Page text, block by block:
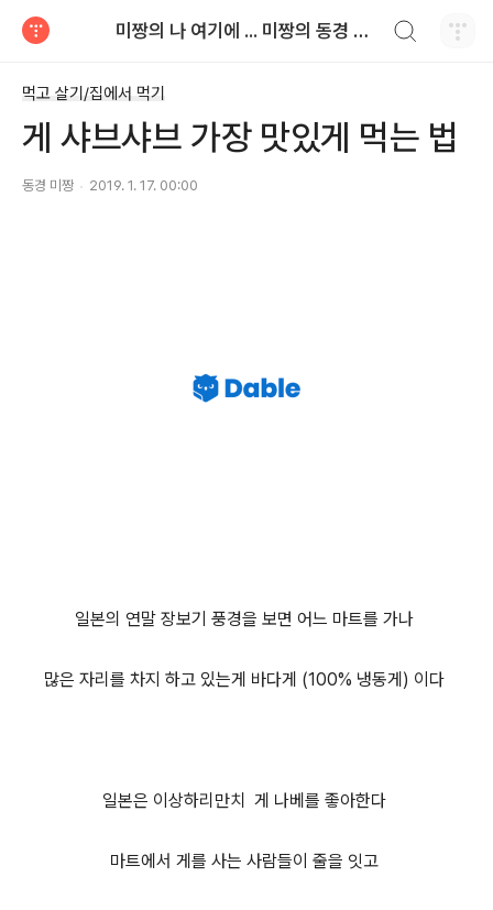
미짱의 나 여기에 ... 미짱의 동경 생활
먹고 살기/집에서 먹기
게 샤브샤브 가장 맛있게 먹는 법
동경 미짱 2019. 1. 17. 00:00
일본의 연말 장보기 풍경을 보면 어느 마트를 가나
많은 자리를 차지 하고 있는게 바다게 (100% 냉동게) 이다
일본은 이상하리만치 게 나베를 좋아한다
마트에서 게를 사는 사람들이 줄을 잇고